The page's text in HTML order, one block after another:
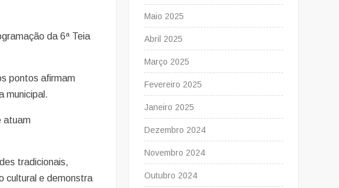
da 6ª Teia
pontos afirmam
municipal.
atuam
tradicionais,
cultural e demonstra
Maio 2025
Abril 2025
Março 2025
Fevereiro 2025
Janeiro 2025
Dezembro 2024
Novembro 2024
Outubro 2024